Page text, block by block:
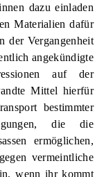
dazu einladen
Materialien dafür
der Vergangenheit
angekündigte
auf der
Mittel hierfür
bestimmter
die die
ermöglichen,
vermeintliche
wenn ihr kommt